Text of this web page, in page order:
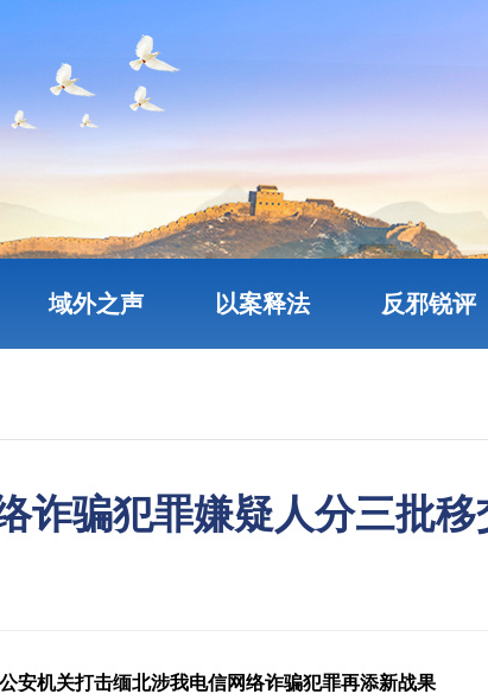
域外之声 以案释法 反邪锐评
诈骗犯罪嫌疑人分三批移
安机关打击缅北涉我电信网络诈骗犯罪再添新战果